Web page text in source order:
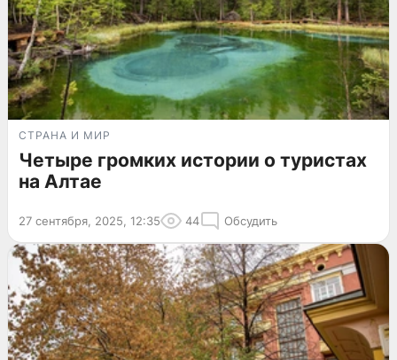
СТРАНА И МИР
Четыре громких истории о туристах
на Алтае
27 сентября, 2025, 12:35 44 Обсудить